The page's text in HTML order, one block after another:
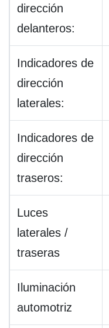
dirección
delanteros:
Indicadores de
dirección
laterales:
Indicadores de
dirección
traseros:
Luces
laterales /
traseras
Iluminación
automotriz